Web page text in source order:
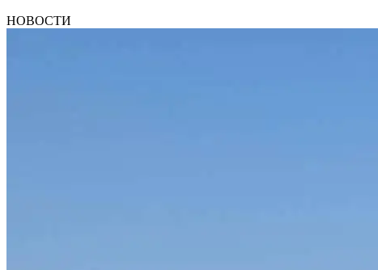
НОВОСТИ